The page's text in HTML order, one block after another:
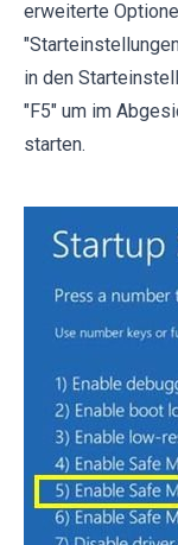
erweiterte
in den
"F5" um im
starten.